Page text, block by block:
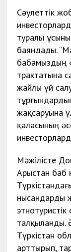
Сәулеттік
туралы
баяндады.
бабамыздың
трактатына
жайлы үй
жақсаруына
қаласының
Мәжілісте
Арыстан баб
нысандарды
талқыланды.
Түркістан
арттырып,